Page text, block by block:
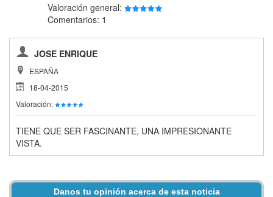
Valoración general:
Comentarios: 1
JOSE ENRIQUE
ESPAÑA
18-04-2015
Valoración:
TIENE QUE SER FASCINANTE, UNA IMPRESIONANTE
VISTA.
Danos tu opinión acerca de esta noticia